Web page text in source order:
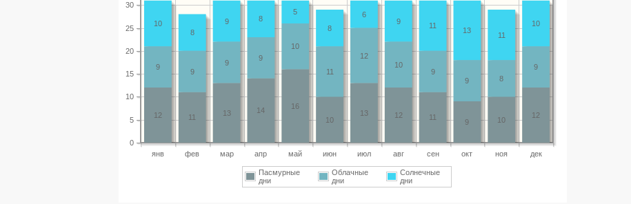
янв фев мар апр май июн июл авг сен окт ноя дек
0
5
10
15
20
25
30
12
10
9
11
12
13
10
16
14
13
11
12
9
8
9
9
10
12
11
10
9
9
9
9
10
11
13
11
9
6
8
5
8
9
8
10
Пасмурные
дни
Облачные
дни
Солнечные
дни